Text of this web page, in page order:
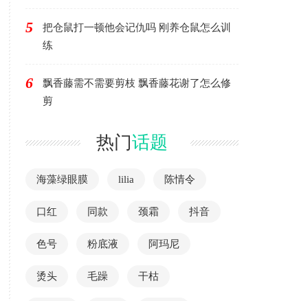
5
把仓鼠打一顿他会记仇吗 刚养仓鼠怎么训
练
6
飘香藤需不需要剪枝 飘香藤花谢了怎么修
剪
热门话题
海藻绿眼膜 lilia 陈情令
口红 同款 颈霜 抖音
色号 粉底液 阿玛尼
烫头 毛躁 干枯